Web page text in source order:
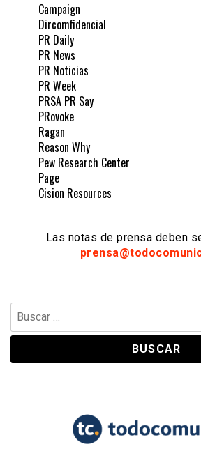
Campaign
Dircomfidencial
PR Daily
PR News
PR Noticias
PR Week
PRSA PR Say
PRovoke
Ragan
Reason Why
Pew Research Center
Page
Cision Resources
Las notas de prensa deben
Buscar: